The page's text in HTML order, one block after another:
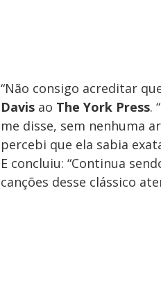
“Não consigo acreditar
Davis ao The York Press.
me disse, sem nenhuma
percebi que ela sabia
E concluiu: “Continua
canções desse clássico